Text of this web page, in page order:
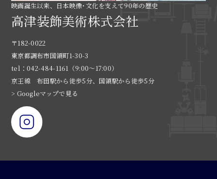
映画誕生以来、日本映像･文化を支えて90年の歴史
高津装飾美術株式会社
〒182-0022
東京都調布市国領町1-30-3
tel：042-484-1161（9:00〜17:00）
京王線 布田駅から徒歩5分、国領駅から徒歩5分
> Googleマップで見る